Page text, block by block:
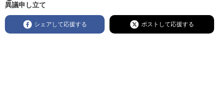
異議申し立て
シェアして応援する ポストして応援する